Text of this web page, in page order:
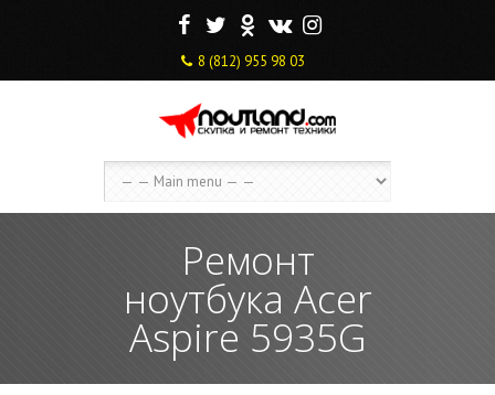
F T O V I
8 (812) 955 98 03
Ремонт
ноутбука Acer
Aspire 5935G